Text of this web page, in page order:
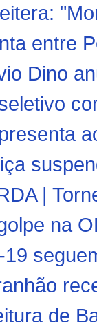
entre
Dino
|
na
de